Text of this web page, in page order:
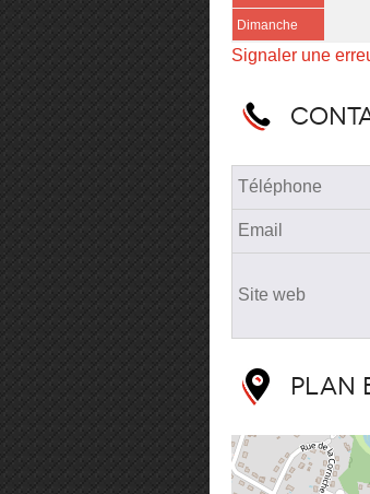
Dimanche
Signaler une
Téléphone
Email
Site web
Plan